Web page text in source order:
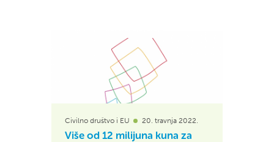
Civilno društvo i EU 20. travnja 2022.
Više od 12 milijuna kuna za